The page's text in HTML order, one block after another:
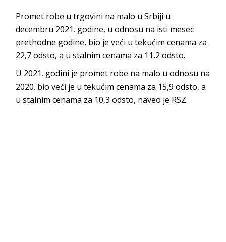
Promet robe u trgovini na malo u Srbiji u
decembru 2021. godine, u odnosu na isti mesec
prethodne godine, bio je veći u tekućim cenama za
22,7 odsto, a u stalnim cenama za 11,2 odsto.
U 2021. godini je promet robe na malo u odnosu na
2020. bio veći je u tekućim cenama za 15,9 odsto, a
u stalnim cenama za 10,3 odsto, naveo je RSZ.